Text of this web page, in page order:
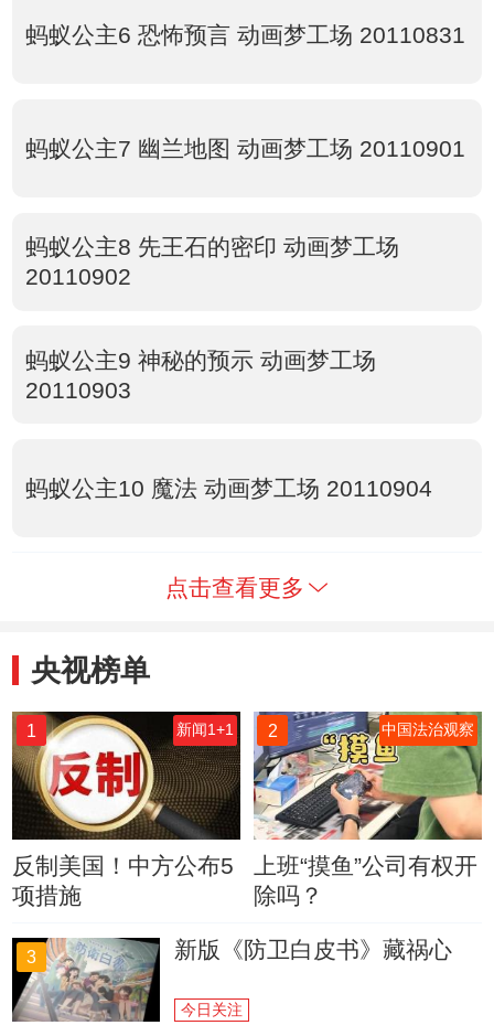
蚂蚁公主6 恐怖预言 动画梦工场 20110831
蚂蚁公主7 幽兰地图 动画梦工场 20110901
蚂蚁公主8 先王石的密印 动画梦工场
20110902
蚂蚁公主9 神秘的预示 动画梦工场
20110903
蚂蚁公主10 魔法 动画梦工场 20110904
点击查看更多
央视榜单
1 新闻1+1
反制美国！中方公布5
项措施
2 中国法治观察
上班“摸鱼”公司有权开
除吗？
3 新版《防卫白皮书》藏祸心
今日关注